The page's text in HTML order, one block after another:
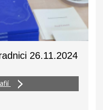
26.11.2024